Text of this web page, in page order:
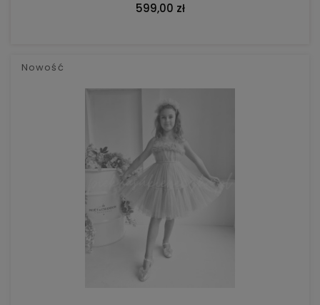
599,00 zł
POWIADOM O DOSTĘPNOŚCI
Nowość